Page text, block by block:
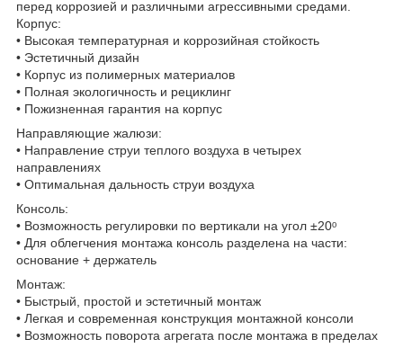
перед коррозией и различными агрессивными средами.
Корпус:
• Высокая температурная и коррозийная стойкость
• Эстетичный дизайн
• Корпус из полимерных материалов
• Полная экологичность и рециклинг
• Пожизненная гарантия на корпус
Направляющие жалюзи:
• Направление струи теплого воздуха в четырех
направлениях
• Оптимальная дальность струи воздуха
Консоль:
• Возможность регулировки по вертикали на угол ±20ᵒ
• Для облегчения монтажа консоль разделена на части:
основание + держатель
Монтаж:
• Быстрый, простой и эстетичный монтаж
• Легкая и современная конструкция монтажной консоли
• Возможность поворота агрегата после монтажа в пределах